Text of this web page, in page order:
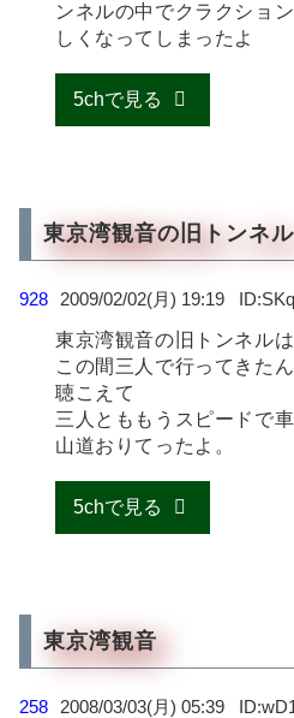
ンネルの中でクラクショ
しくなってしまったよ
5chで見る
東京湾観音の旧トンネル
928 2009/02/02(月) 19:19
東京湾観音の旧トンネル
この間三人で行ってきた
聴こえて
三人とももうスピードで
山道おりてったよ。
5chで見る
東京湾観音
258 2008/03/03(月) 05:39